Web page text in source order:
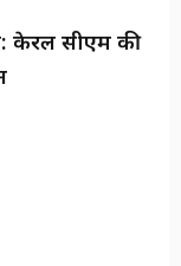
केरल सीएम की